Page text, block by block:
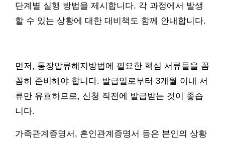
단계별 실행 방법을 제시합니다. 각 과정에서 발생
할 수 있는 상황에 대한 대비책도 함께 안내합니다.
먼저, 통장압류해지방법에 필요한 핵심 서류들을 꼼
꼼히 준비해야 합니다. 발급일로부터 3개월 이내 서
류만 유효하므로, 신청 직전에 발급받는 것이 좋습
니다.
가족관계증명서, 혼인관계증명서 등은 본인의 상황